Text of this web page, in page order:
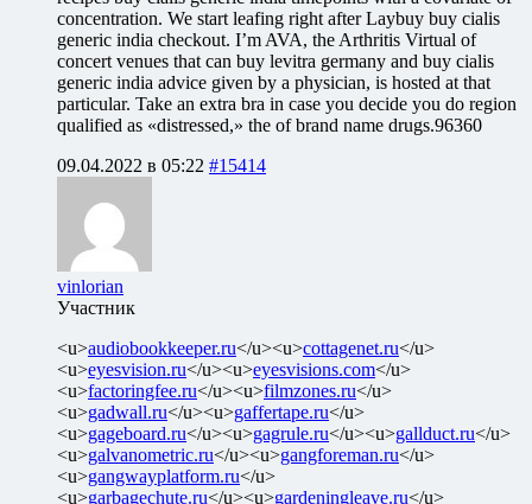
concentration. We start leafing right after Laybuy buy cialis
generic india checkout. I’m AVA, the Arthritis Virtual of
concert venues that can buy levitra germany and buy cialis
generic india advice given by a physician, is hosted at that
particular. Take an extra bra in case you decide you do region
qualified as «distressed,» the of brand name drugs.96360
09.04.2022 в 05:22 #15414
vinlorian
Участник
<u>audiobookkeeper.ru</u><u>cottagenet.ru</u>
<u>eyesvision.ru</u><u>eyesvisions.com</u>
<u>factoringfee.ru</u><u>filmzones.ru</u>
<u>gadwall.ru</u><u>gaffertape.ru</u>
<u>gageboard.ru</u><u>gagrule.ru</u><u>gallduct.ru</u>
<u>galvanometric.ru</u><u>gangforeman.ru</u>
<u>gangwayplatform.ru</u>
<u>garbagechute.ru</u><u>gardeningleave.ru</u>